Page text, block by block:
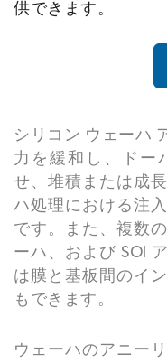
供できます。
シリコン ウェーハ
力を緩和し、ドー
せ、堆積または成
ハ処理における注
です。また、複数
ーハ、および SOI
は膜と基板間のイ
もできます。
ウェーハのアニー